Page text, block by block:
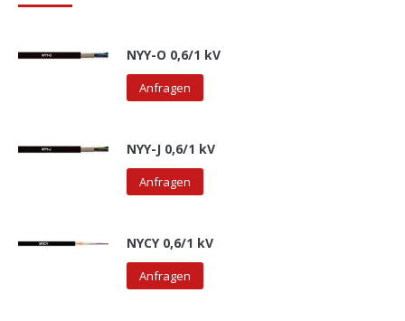
NYY-O 0,6/1 kV
Anfragen
NYY-J 0,6/1 kV
Anfragen
NYCY 0,6/1 kV
Anfragen